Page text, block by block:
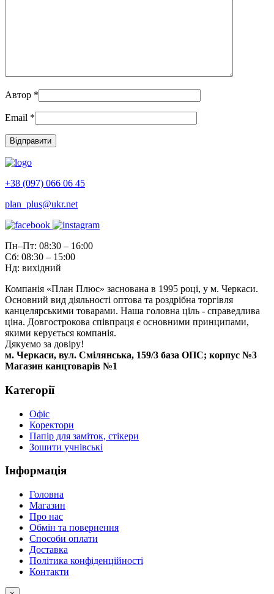
Автор *
Email *
+38 (097) 066 06 45
plan_plus@ukr.net
Пн–Пт: 08:30 – 16:00
Сб: 08:30 – 15:00
Нд: вихідний
Компанія «План Плюс» заснована в 1995 році, у м. Черкаси.
Основний вид діяльності оптова та роздрібна торгівля
канцелярськими товарами. Наша головна ціль - справедлива
ціна. Довгострокова співпраця є основними принципами,
якими керується компанія.
Дякуємо за довіру!
м. Черкаси, вул. Смілянська, 159/3 база ОПС; корпус №3
Магазин канцтоварів №1
Категорії
Офіс
Коректори
Папір для заміток, стікери
Зошити учнівські
Інформація
Головна
Магазин
Про нас
Обмін та повернення
Способи оплати
Доставка
Політика конфіденційності
Контакти